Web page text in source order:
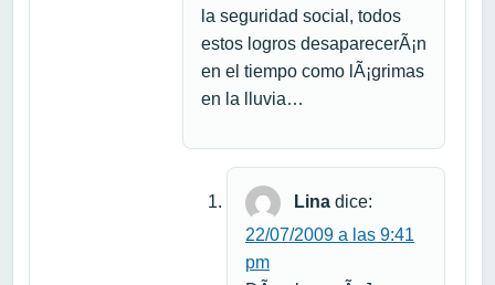
la seguridad social, todos
estos logros desaparecerÃ¡n
en el tiempo como lÃ¡grimas
en la lluvia…
Lina dice:
22/07/2009 a las 9:41
pm